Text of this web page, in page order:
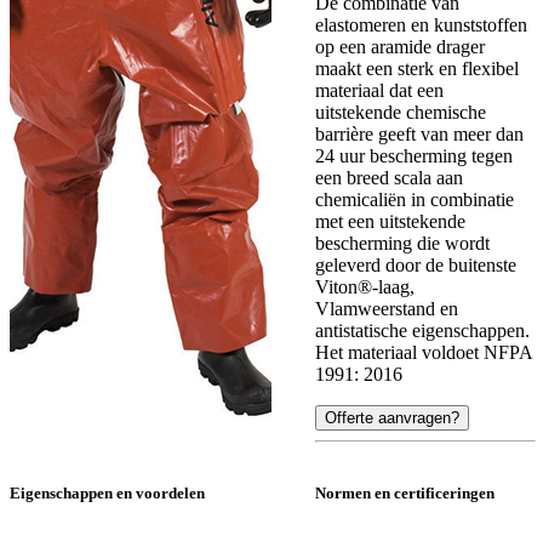
elastomeren en kunststoffen
op een aramide drager
maakt een sterk en flexibel
materiaal dat een
uitstekende chemische
barrière geeft van meer dan
24 uur bescherming tegen
een breed scala aan
chemicaliën in combinatie
met een uitstekende
bescherming die wordt
geleverd door de buitenste
Viton®-laag,
Vlamweerstand en
antistatische eigenschappen.
Het materiaal voldoet NFPA
1991: 2016
Offerte aanvragen?
Eigenschappen en voordelen Normen en certificeringen